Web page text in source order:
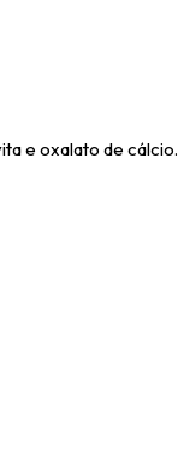
e oxalato de cálcio.